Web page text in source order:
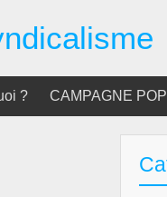
? CAMPAGNE